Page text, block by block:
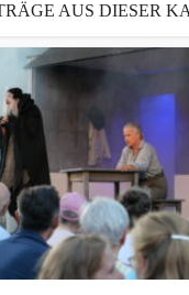
AUS DIESER